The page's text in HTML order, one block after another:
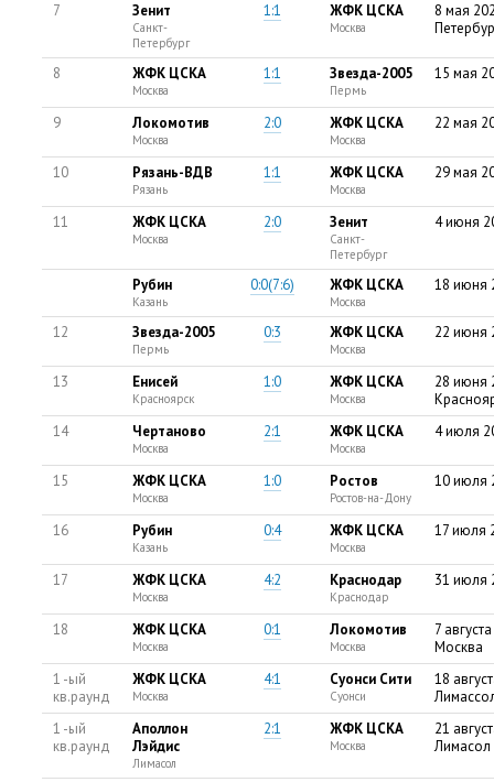
7 Зенит
Санкт-
Петербург
1:1 ЖФК ЦСКА
Москва
8 мая
8 ЖФК ЦСКА
Москва
1:1 Звезда-2005
Пермь
15 мая
9 Локомотив
Москва
2:0 ЖФК ЦСКА
Москва
22 мая
10 Рязань-ВДВ
Рязань
1:1 ЖФК ЦСКА
Москва
29 мая
11 ЖФК ЦСКА
Москва
2:0 Зенит
Санкт-
Петербург
4 июня
Рубин
Казань
0:0(7:6) ЖФК ЦСКА
Москва
18 июня
12 Звезда-2005
Пермь
0:3 ЖФК ЦСКА
Москва
22 июня
13 Енисей
Красноярск
1:0 ЖФК ЦСКА
Москва
28 июня
14
Чертаново
Москва
2:1 ЖФК ЦСКА
Москва
4 июля
15 ЖФК ЦСКА
Москва
1:0 Ростов
Ростов-на-Дону
10 июля
16 Рубин
Казань
0:4 ЖФК ЦСКА
Москва
17 июля
17 ЖФК ЦСКА
Москва
4:2 Краснодар
Краснодар
31 июля
18 ЖФК ЦСКА
Москва
0:1 Локомотив
Москва
7
Москва
1 -ый
кв.раунд
ЖФК ЦСКА
Москва
4:1 Суонси Сити
Суонси
18
1 -ый
кв.раунд
Аполлон
Лэйдис
Лимасол
2:1 ЖФК ЦСКА
Москва
21
Лимасол